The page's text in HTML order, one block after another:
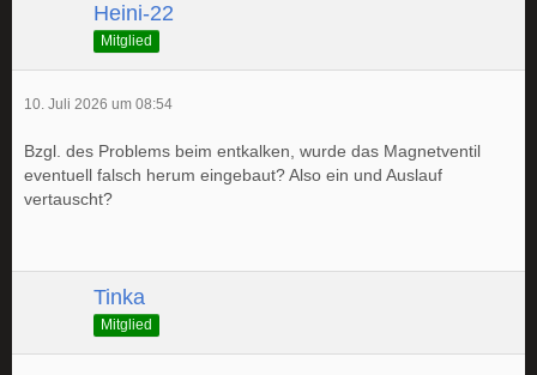
Heini-22
Mitglied
10. Juli 2026 um 08:54
Bzgl. des Problems beim entkalken, wurde das Magnetventil
eventuell falsch herum eingebaut? Also ein und Auslauf
vertauscht?
Tinka
Mitglied